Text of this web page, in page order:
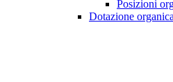
Posizioni
Dotazione organica